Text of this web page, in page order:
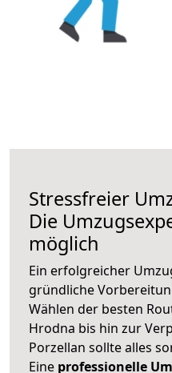
Stressfreier
Die
möglich
Ein erfolgreicher
gründliche
Wählen der besten
Hrodna bis hin zur
Porzellan sollte alles
Eine professionelle